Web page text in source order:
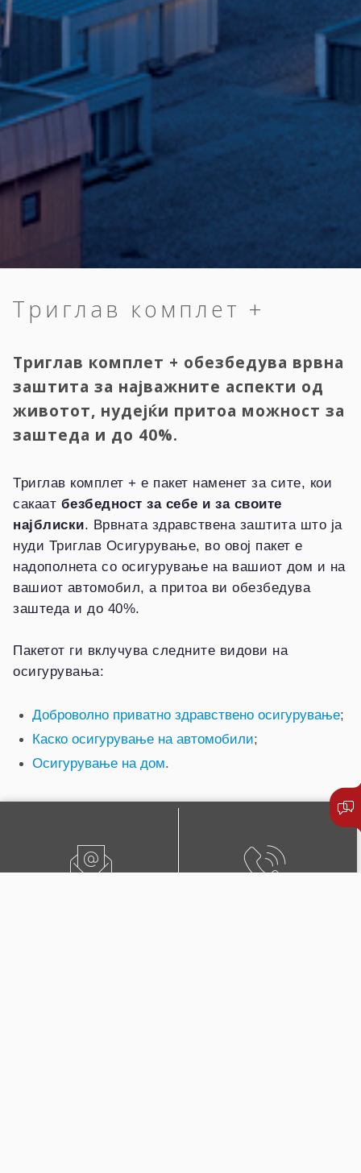
Триглав комплет +
Триглав комплет + обезбедува врвна
заштита за најважните аспекти од
животот, нудејќи притоа можност за
заштеда и до 40%.
Триглав комплет + е пакет наменет за сите, кои
сакаат безбедност за себе и за своите
најблиски. Врвната здравствена заштита што ја
нуди Триглав Осигурување, во овој пакет е
надополнета со осигурување на вашиот дом и на
вашиот автомобил, а притоа ви обезбедува
заштеда и до 40%.
Пакетот ги вклучува следните видови на
осигурувања:
Доброволно приватно здравствено осигурување;
Каско осигурување на автомобили;
Осигурување на дом.